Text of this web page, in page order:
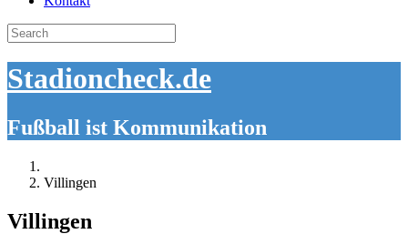
Search
for:
Stadioncheck.de
Fußball ist Kommunikation
Villingen
Villingen